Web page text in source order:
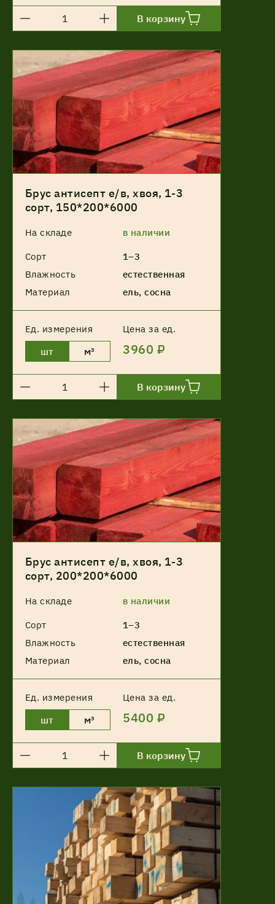
В корзину
Брус антисепт е/в, хвоя, 1-3
сорт, 150*200*6000
На складе в наличии
Сорт
1–3
Влажность
естественная
Материал
ель, сосна
Ед. измерения Цена за ед.
шт м³ 3960 ₽
В корзину
Брус антисепт е/в, хвоя, 1-3
сорт, 200*200*6000
На складе в наличии
Сорт
1–3
Влажность
естественная
Материал
ель, сосна
Ед. измерения Цена за ед.
шт м³ 5400 ₽
В корзину